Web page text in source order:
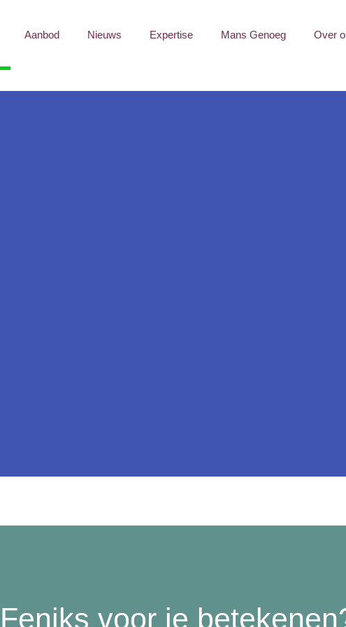
Aanbod Nieuws Expertise Mans Genoeg Over
ik
voor je